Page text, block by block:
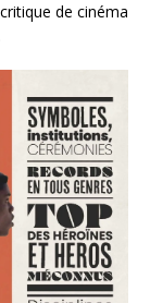
de cinéma